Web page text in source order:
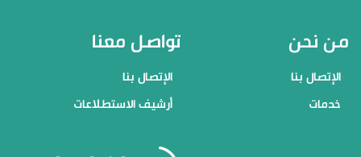
من نحن
الإتصال بنا
خدمات
تواصل معنا
الإتصال بنا
أرشيف الاستطلاعات